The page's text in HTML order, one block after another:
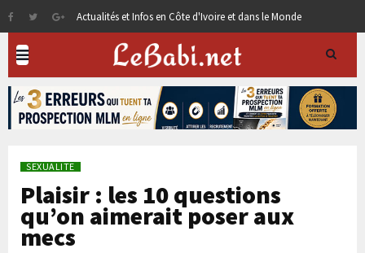
Actualités et Infos en Côte d'Ivoire et dans le Monde
SEXUALITE
Plaisir : les 10 questions
qu’on aimerait poser aux
mecs